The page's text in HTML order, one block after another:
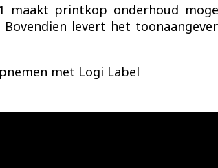
maakt printkop onderhoud
levert het
met Logi Label